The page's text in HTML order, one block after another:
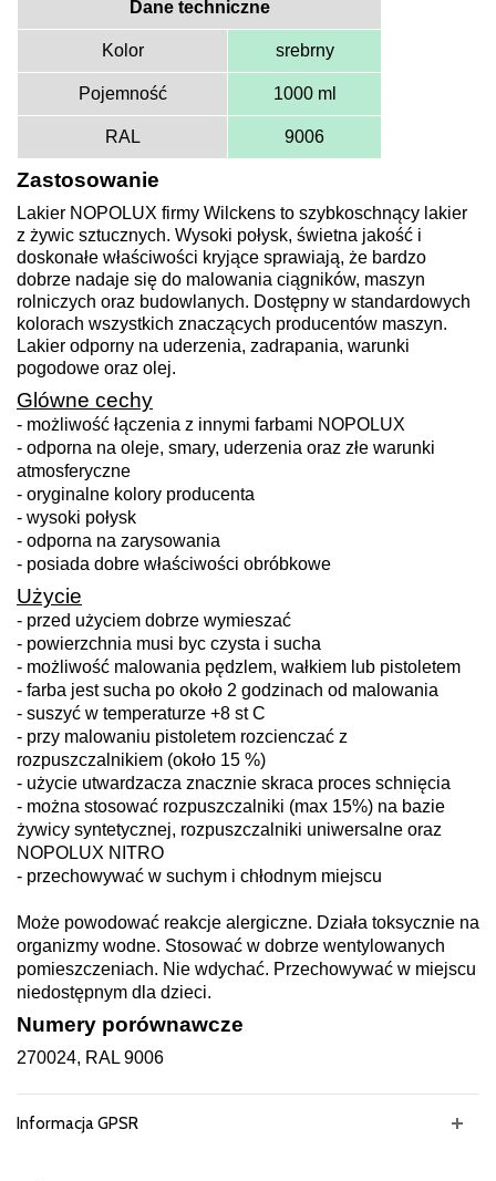
Dane techniczne
Kolor srebrny
Pojemność 1000 ml
RAL 9006
Zastosowanie
Lakier NOPOLUX firmy Wilckens to szybkoschnący lakier
z żywic sztucznych. Wysoki połysk, świetna jakość i
doskonałe właściwości kryjące sprawiają, że bardzo
dobrze nadaje się do malowania ciągników, maszyn
rolniczych oraz budowlanych. Dostępny w standardowych
kolorach wszystkich znaczących producentów maszyn.
Lakier odporny na uderzenia, zadrapania, warunki
pogodowe oraz olej.
Glówne cechy
- możliwość łączenia z innymi farbami NOPOLUX
- odporna na oleje, smary, uderzenia oraz złe warunki
atmosferyczne
- oryginalne kolory producenta
- wysoki połysk
- odporna na zarysowania
- posiada dobre właściwości obróbkowe
Użycie
- przed użyciem dobrze wymieszać
- powierzchnia musi byc czysta i sucha
- możliwość malowania pędzlem, wałkiem lub pistoletem
- farba jest sucha po około 2 godzinach od malowania
- suszyć w temperaturze +8 st C
- przy malowaniu pistoletem rozcienczać z
rozpuszczalnikiem (około 15 %)
- użycie utwardzacza znacznie skraca proces schnięcia
- można stosować rozpuszczalniki (max 15%) na bazie
żywicy syntetycznej, rozpuszczalniki uniwersalne oraz
NOPOLUX NITRO
- przechowywać w suchym i chłodnym miejscu
Może powodować reakcje alergiczne. Działa toksycznie na
organizmy wodne. Stosować w dobrze wentylowanych
pomieszczeniach. Nie wdychać. Przechowywać w miejscu
niedostępnym dla dzieci.
Numery porównawcze
270024, RAL 9006
Informacja GPSR